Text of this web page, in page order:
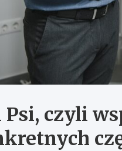
Psi, czyli